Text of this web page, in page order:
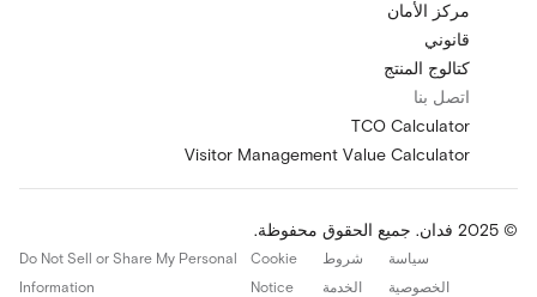
مركز الأمان
قانوني
كتالوج المنتج
اتصل بنا
TCO Calculator
Visitor Management Value Calculator
© 2025 فدان. جميع الحقوق محفوظة.
سياسة
الخصوصية
شروط
الخدمة
Cookie
Notice
Do Not Sell or Share My Personal
Information